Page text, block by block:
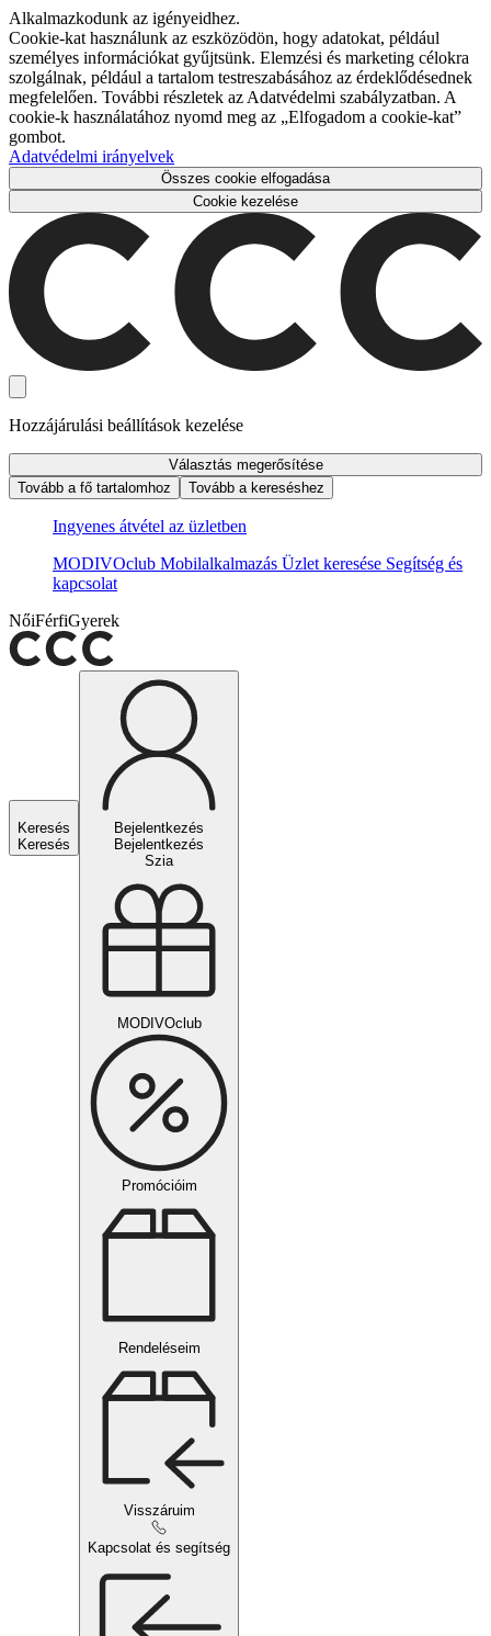
Alkalmazkodunk az igényeidhez.
Cookie-kat használunk az eszközödön, hogy adatokat, például
személyes információkat gyűjtsünk. Elemzési és marketing célokra
szolgálnak, például a tartalom testreszabásához az érdeklődésednek
megfelelően. További részletek az Adatvédelmi szabályzatban. A
cookie-k használatához nyomd meg az „Elfogadom a cookie-kat”
gombot.
Adatvédelmi irányelvek
Összes cookie elfogadása
Cookie kezelése
Hozzájárulási beállítások kezelése
Választás megerősítése
Tovább a fő tartalomhoz
Tovább a kereséshez
Ingyenes átvétel az üzletben
MODIVOclub Mobilalkalmazás Üzlet keresése Segítség és
kapcsolat
NőiFérfiGyerek
Keresés
Keresés
Bejelentkezés
Bejelentkezés
Szia
MODIVOclub
Promócióim
Rendeléseim
Visszáruim
Kapcsolat és segítség